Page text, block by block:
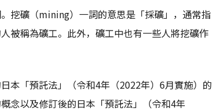
挖礦（mining）一詞的意思是「採礦」，通常指
被稱為礦工。此外，礦工中也有一些人將挖礦作
本「預託法」（令和4年（2022年）6月實施）的
念以及修訂後的日本「預託法」（令和4年